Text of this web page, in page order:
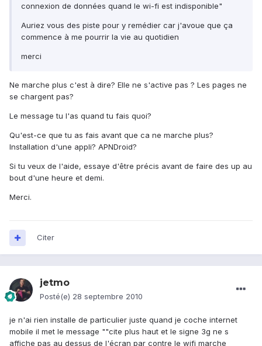
connexion de données quand le wi-fi est indisponible"
Auriez vous des piste pour y remédier car j'avoue que ça
commence à me pourrir la vie au quotidien
merci
Ne marche plus c'est à dire? Elle ne s'active pas ? Les pages ne
se chargent pas?
Le message tu l'as quand tu fais quoi?
Qu'est-ce que tu as fais avant que ca ne marche plus?
Installation d'une appli? APNDroid?
Si tu veux de l'aide, essaye d'être précis avant de faire des up au
bout d'une heure et demi.
Merci.
Citer
jetmo
Posté(e) 28 septembre 2010
je n'ai rien installe de particulier juste quand je coche internet
mobile il met le message ""cite plus haut et le signe 3g ne s
affiche pas au dessus de l'écran par contre le wifi marche